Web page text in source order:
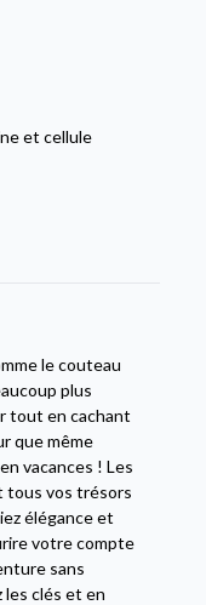
et cellule
le couteau
plus
tout en cachant
que même
vacances ! Les
tous vos trésors
élégance et
votre compte
sans
les clés et en